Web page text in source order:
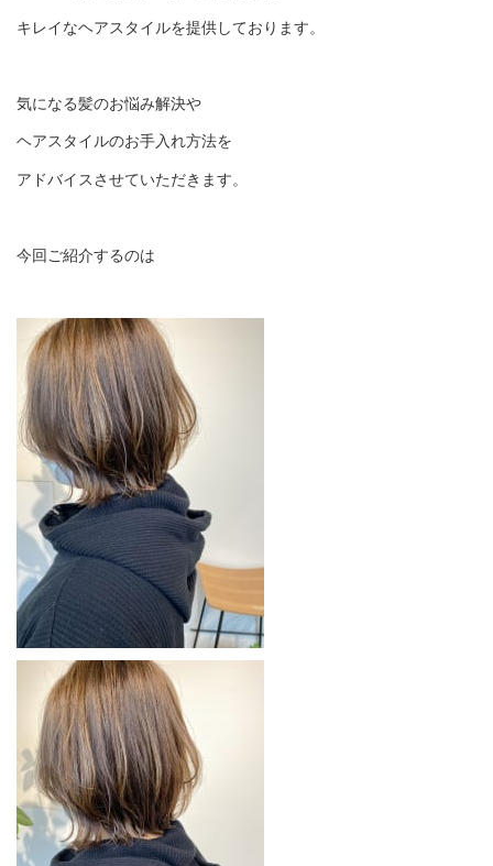
キレイなヘアスタイルを提供しております。
気になる髪のお悩み解決や
ヘアスタイルのお手入れ方法を
アドバイスさせていただきます。
今回ご紹介するのは